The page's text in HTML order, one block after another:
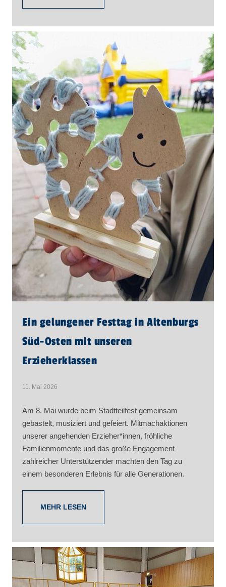
Ein gelungener Festtag in Altenburgs
Süd-Osten mit unseren
Erzieherklassen
11. Mai 2026
Am 8. Mai wurde beim Stadtteilfest gemeinsam
gebastelt, musiziert und gefeiert. Mitmachaktionen
unserer angehenden Erzieher*innen, fröhliche
Familienmomente und das große Engagement
zahlreicher Unterstützender machten den Tag zu
einem besonderen Erlebnis für alle Generationen.
MEHR LESEN